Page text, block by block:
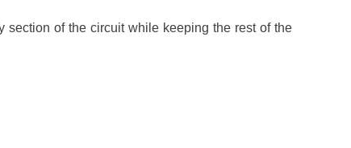
of the circuit while keeping the rest of the